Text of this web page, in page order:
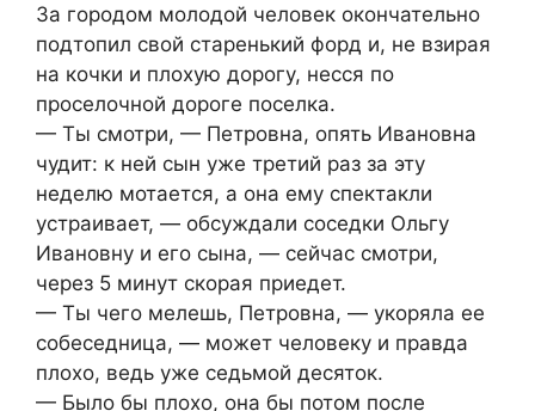
За городом молодой человек окончательно
подтопил свой старенький форд и, не взирая
на кочки и плохую дорогу, несся по
проселочной дороге поселка.
— Ты смотри, — Петровна, опять Ивановна
чудит: к ней сын уже третий раз за эту
неделю мотается, а она ему спектакли
устраивает, — обсуждали соседки Ольгу
Ивановну и его сына, — сейчас смотри,
через 5 минут скорая приедет.
— Ты чего мелешь, Петровна, — укоряла ее
собеседница, — может человеку и правда
плохо, ведь уже седьмой десяток.
— Было бы плохо, она бы потом после